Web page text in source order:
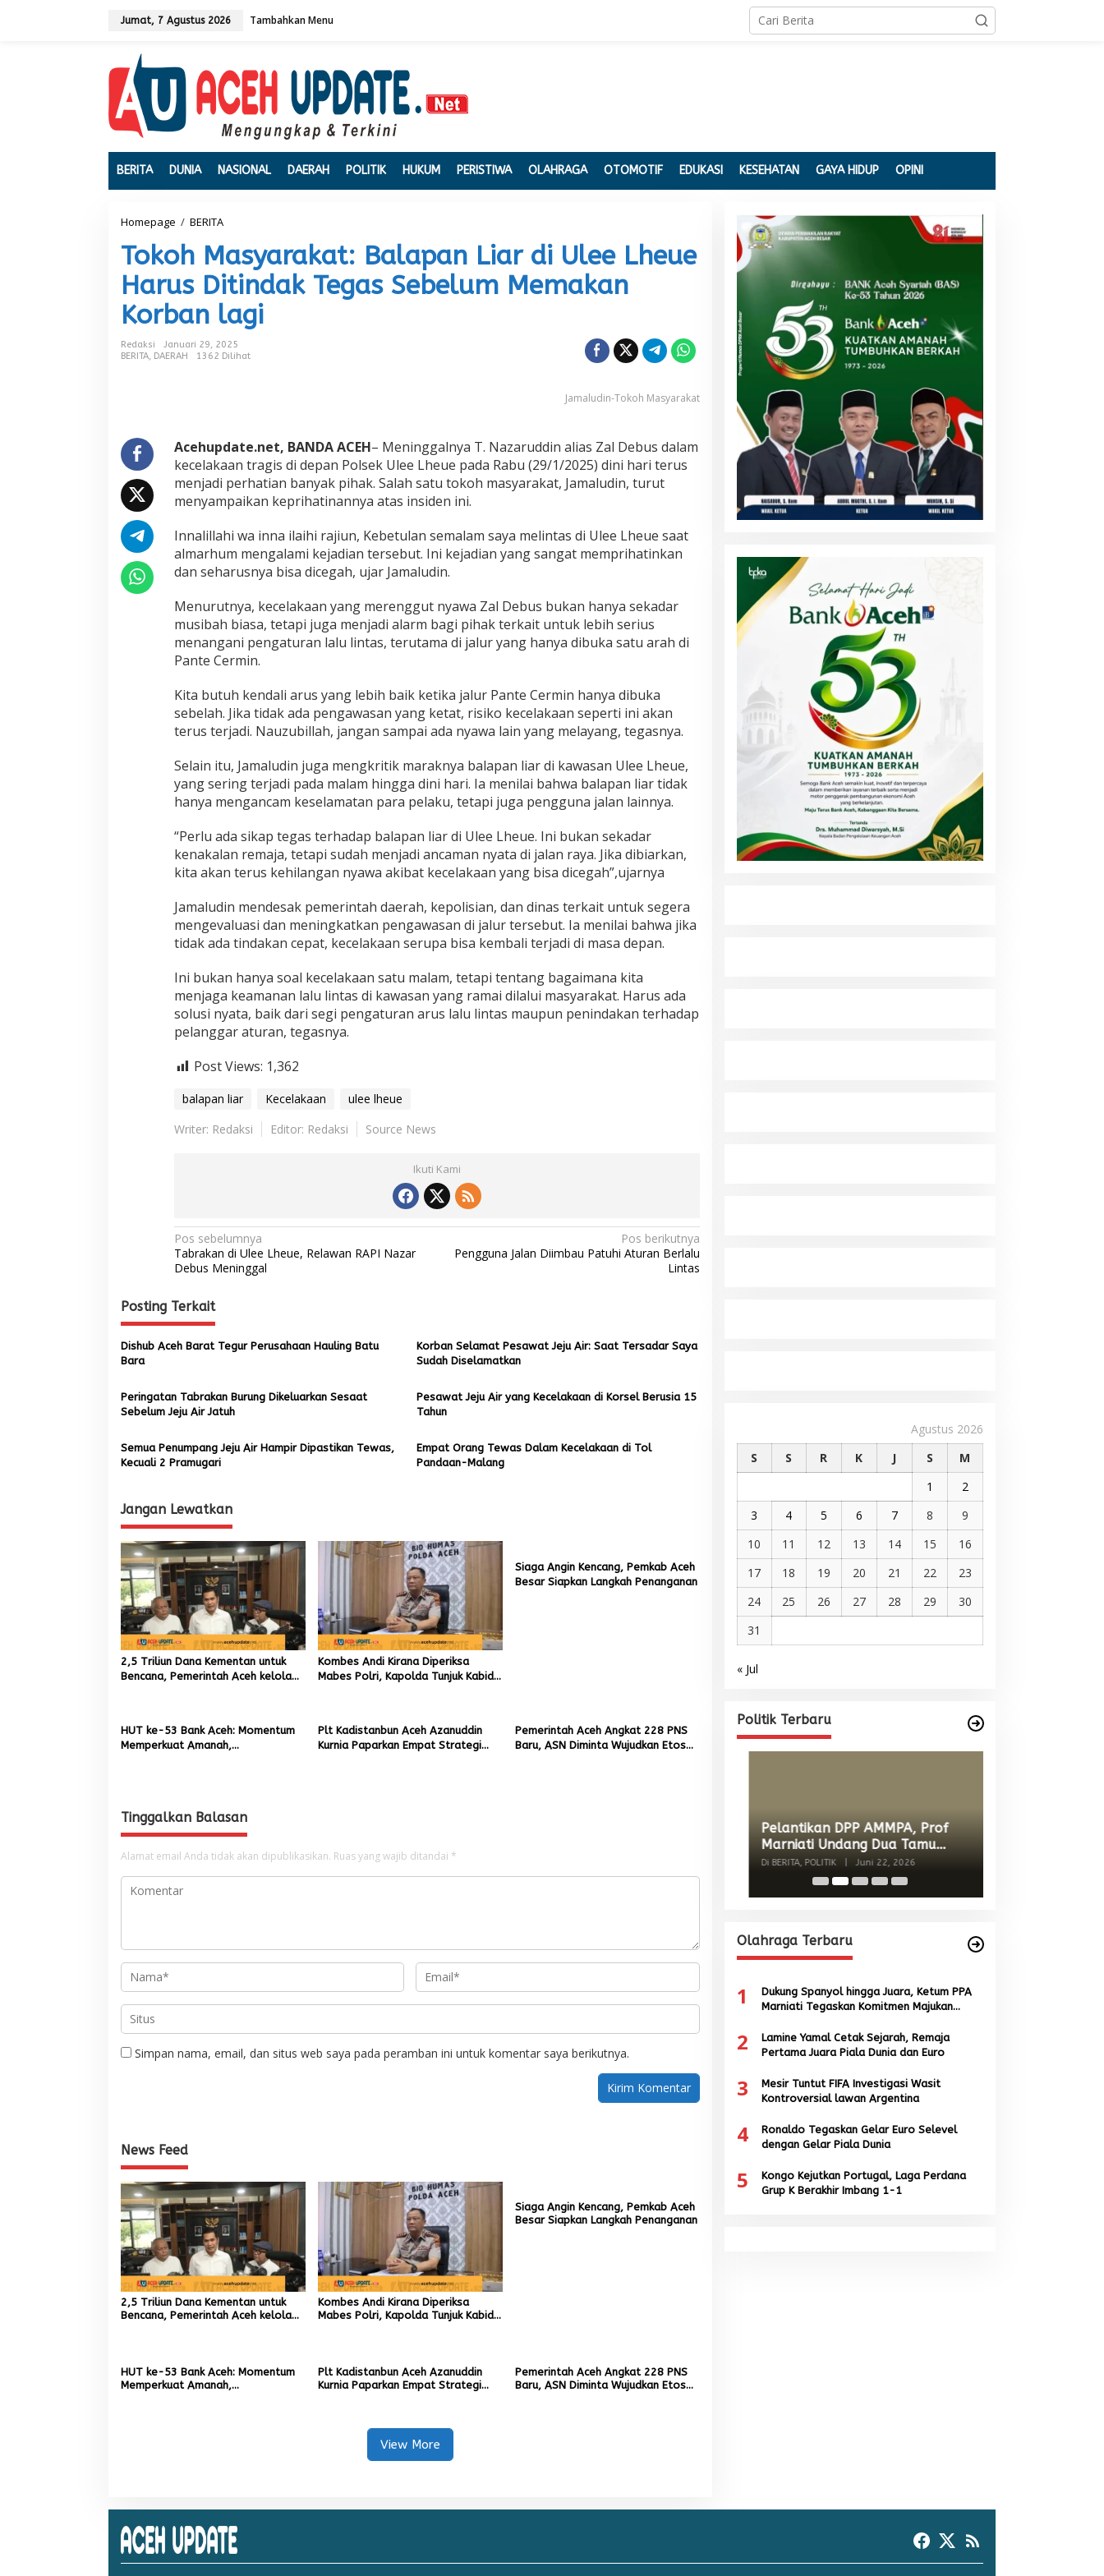
Jumat, 7 Agustus 2026 Tambahkan Menu
BERITA DUNIA NASIONAL DAERAH POLITIK HUKUM PERISTIWA OLAHRAGA OTOMOTIF EDUKASI KESEHATAN GAYA HIDUP OPINI
Homepage / BERITA
k
o
h
M
a
s
y
a
:
a
a
a
L
i
r
d
U
l
e
h
e
e
H
a
u
s
D
i
i
n
d
a
T
e
g
a
s
e
e
u
m
a
n
K
o
l
Tokoh Masyarakat: Balapan Liar di Ulee Lheue
Harus Ditindak Tegas Sebelum Memakan
Korban lagi
Redaksi
Januari 29, 2025
BERITA, DAERAH 1362 Dilihat
Jamaludin-Tokoh Masyarakat
Acehupdate.net, BANDA ACEH– Meninggalnya T. Nazaruddin alias Zal Debus dalam
kecelakaan tragis di depan Polsek Ulee Lheue pada Rabu (29/1/2025) dini hari terus
menjadi perhatian banyak pihak. Salah satu tokoh masyarakat, Jamaludin, turut
menyampaikan keprihatinannya atas insiden ini.
Innalillahi wa inna ilaihi rajiun, Kebetulan semalam saya melintas di Ulee Lheue saat
almarhum mengalami kejadian tersebut. Ini kejadian yang sangat memprihatinkan
dan seharusnya bisa dicegah, ujar Jamaludin.
Menurutnya, kecelakaan yang merenggut nyawa Zal Debus bukan hanya sekadar
musibah biasa, tetapi juga menjadi alarm bagi pihak terkait untuk lebih serius
menangani pengaturan lalu lintas, terutama di jalur yang hanya dibuka satu arah di
Pante Cermin.
Kita butuh kendali arus yang lebih baik ketika jalur Pante Cermin hanya dibuka
sebelah. Jika tidak ada pengawasan yang ketat, risiko kecelakaan seperti ini akan
terus terjadi. Nauzubillah, jangan sampai ada nyawa lain yang melayang, tegasnya.
Selain itu, Jamaludin juga mengkritik maraknya balapan liar di kawasan Ulee Lheue,
yang sering terjadi pada malam hingga dini hari. Ia menilai bahwa balapan liar tidak
hanya mengancam keselamatan para pelaku, tetapi juga pengguna jalan lainnya.
“Perlu ada sikap tegas terhadap balapan liar di Ulee Lheue. Ini bukan sekadar
kenakalan remaja, tetapi sudah menjadi ancaman nyata di jalan raya. Jika dibiarkan,
kita akan terus kehilangan nyawa akibat kecelakaan yang bisa dicegah”,ujarnya
Jamaludin mendesak pemerintah daerah, kepolisian, dan dinas terkait untuk segera
mengevaluasi dan meningkatkan pengawasan di jalur tersebut. Ia menilai bahwa jika
tidak ada tindakan cepat, kecelakaan serupa bisa kembali terjadi di masa depan.
Ini bukan hanya soal kecelakaan satu malam, tetapi tentang bagaimana kita
menjaga keamanan lalu lintas di kawasan yang ramai dilalui masyarakat. Harus ada
solusi nyata, baik dari segi pengaturan arus lalu lintas maupun penindakan terhadap
pelanggar aturan, tegasnya.
Post Views: 1,362
balapan liar Kecelakaan
ulee lheue
Writer: Redaksi
Editor: Redaksi Source News
Ikuti Kami
N
a
i
g
a
i
p
o
s
Pos sebelumnya
Tabrakan di Ulee Lheue, Relawan RAPI Nazar
Debus Meninggal
Pos berikutnya
Pengguna Jalan Diimbau Patuhi Aturan Berlalu
Lintas
Posting Terkait
Dishub Aceh Barat Tegur Perusahaan Hauling Batu
Bara
Korban Selamat Pesawat Jeju Air: Saat Tersadar Saya
Sudah Diselamatkan
Peringatan Tabrakan Burung Dikeluarkan Sesaat
Sebelum Jeju Air Jatuh
Pesawat Jeju Air yang Kecelakaan di Korsel Berusia 15
Tahun
Semua Penumpang Jeju Air Hampir Dipastikan Tewas,
Kecuali 2 Pramugari
Empat Orang Tewas Dalam Kecelakaan di Tol
Pandaan-Malang
Jangan Lewatkan
2,5 Triliun Dana Kementan untuk
Bencana, Pemerintah Aceh kelola
Kombes Andi Kirana Diperiksa
Mabes Polri, Kapolda Tunjuk Kabid
Siaga Angin Kencang, Pemkab Aceh
Besar Siapkan Langkah Penanganan
HUT ke-53 Bank Aceh: Momentum
Memperkuat Amanah,
Plt Kadistanbun Aceh Azanuddin
Kurnia Paparkan Empat Strategi
Pemerintah Aceh Angkat 228 PNS
Baru, ASN Diminta Wujudkan Etos
Tinggalkan Balasan
Alamat email Anda tidak akan dipublikasikan. Ruas yang wajib ditandai *
Simpan nama, email, dan situs web saya pada peramban ini untuk komentar saya berikutnya.
News Feed
2,5 Triliun Dana Kementan untuk
Bencana, Pemerintah Aceh kelola
Kombes Andi Kirana Diperiksa
Mabes Polri, Kapolda Tunjuk Kabid
Siaga Angin Kencang, Pemkab Aceh
Besar Siapkan Langkah Penanganan
HUT ke-53 Bank Aceh: Momentum
Memperkuat Amanah,
Plt Kadistanbun Aceh Azanuddin
Kurnia Paparkan Empat Strategi
Pemerintah Aceh Angkat 228 PNS
Baru, ASN Diminta Wujudkan Etos
View More
Agustus 2026
S
S R K J S
M
1
2
3
4 5 6 7 8
9
10
11 12 13 14 15
16
17
18 19 20 21 22
23
24
25 26 27 28 29
30
31
« Jul
Politik Terbaru
Internasional dari Spanyol dan
Malaysia
Di BERITA, POLITIK
Olahraga Terbaru
1
Dukung Spanyol hingga Juara, Ketum PPA
Marniati Tegaskan Komitmen Majukan
2
Lamine Yamal Cetak Sejarah, Remaja
Pertama Juara Piala Dunia dan Euro
3
Mesir Tuntut FIFA Investigasi Wasit
Kontroversial lawan Argentina
4
Ronaldo Tegaskan Gelar Euro Selevel
dengan Gelar Piala Dunia
5
Kongo Kejutkan Portugal, Laga Perdana
Grup K Berakhir Imbang 1-1